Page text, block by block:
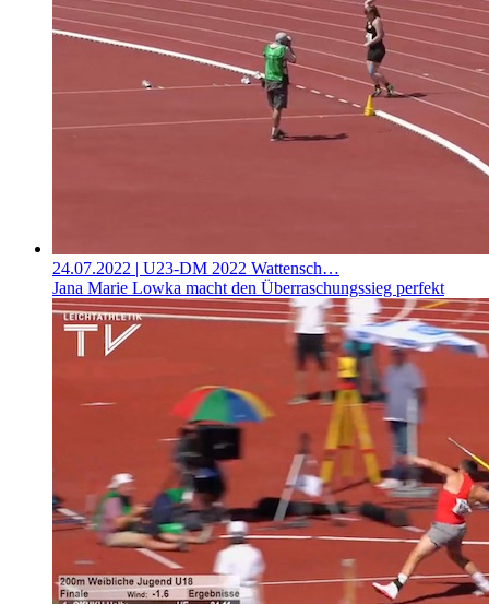
24.07.2022 | U23-DM 2022 Wattensch…
Jana Marie Lowka macht den Überraschungssieg perfekt